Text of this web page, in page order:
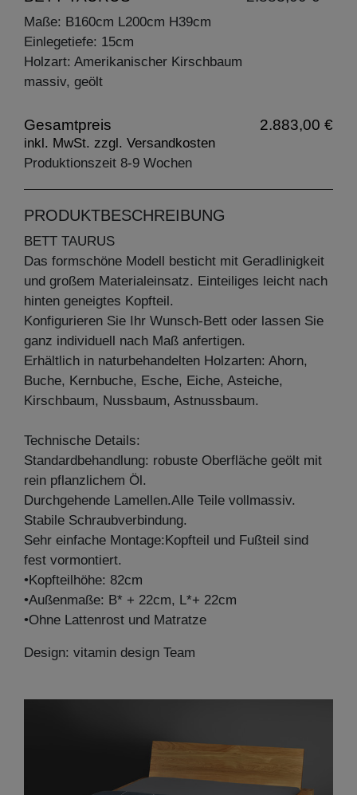
Maße: B160cm L200cm H39cm
Einlegetiefe: 15cm
Holzart: Amerikanischer Kirschbaum
massiv, geölt
Gesamtpreis 2.883,00 €
inkl. MwSt. zzgl. Versandkosten
Produktionszeit 8-9 Wochen
PRODUKTBESCHREIBUNG
BETT TAURUS
Das formschöne Modell besticht mit Geradlinigkeit
und großem Materialeinsatz. Einteiliges leicht nach
hinten geneigtes Kopfteil.
Konfigurieren Sie Ihr Wunsch-Bett oder lassen Sie
ganz individuell nach Maß anfertigen.
Erhältlich in naturbehandelten Holzarten: Ahorn,
Buche, Kernbuche, Esche, Eiche, Asteiche,
Kirschbaum, Nussbaum, Astnussbaum.
Technische Details:
Standardbehandlung: robuste Oberfläche geölt mit
rein pflanzlichem Öl.
Durchgehende Lamellen.Alle Teile vollmassiv.
Stabile Schraubverbindung.
Sehr einfache Montage:Kopfteil und Fußteil sind
fest vormontiert.
•Kopfteilhöhe: 82cm
•Außenmaße: B* + 22cm, L*+ 22cm
•Ohne Lattenrost und Matratze
Design: vitamin design Team